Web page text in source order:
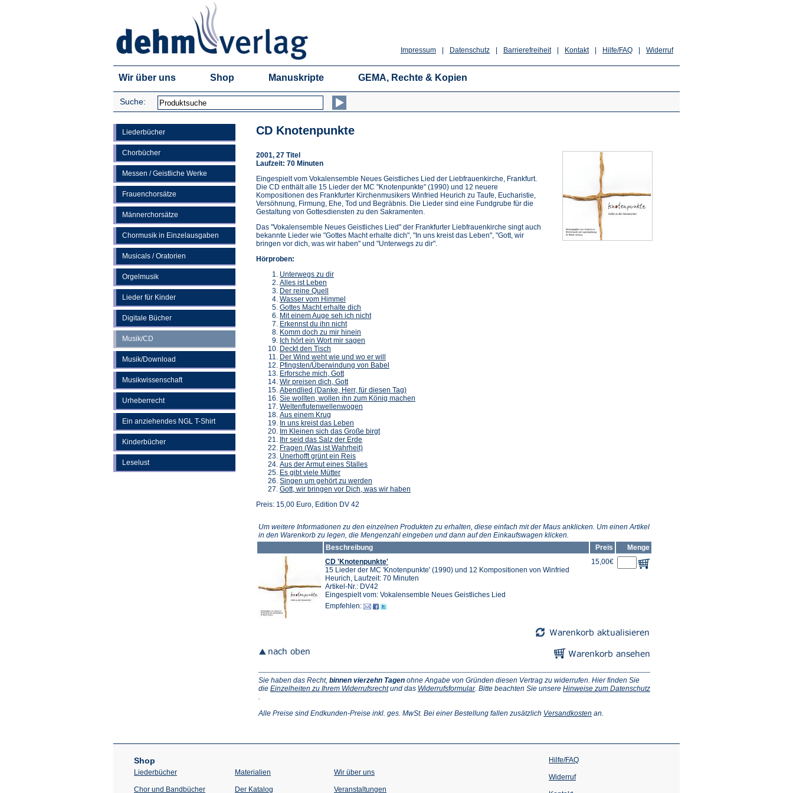
Widerruf
Hilfe/FAQ
Kontakt
Barrierefreiheit
Datenschutz
Impressum
Wir über uns Shop Manuskripte GEMA, Rechte & Kopien
Suche:
Liederbücher
Chorbücher
Messen / Geistliche Werke
Frauenchorsätze
Männerchorsätze
Chormusik in Einzelausgaben
Musicals / Oratorien
Orgelmusik
Lieder für Kinder
Digitale Bücher
Musik/CD
Musik/Download
Musikwissenschaft
Urheberrecht
Ein anziehendes NGL T-Shirt
Kinderbücher
Leselust
CD Knotenpunkte
2001, 27 Titel
Laufzeit: 70 Minuten
Eingespielt vom Vokalensemble Neues Geistliches Lied der Liebfrauenkirche, Frankfurt.
Die CD enthält alle 15 Lieder der MC "Knotenpunkte" (1990) und 12 neuere
Kompositionen des Frankfurter Kirchenmusikers Winfried Heurich zu Taufe, Eucharistie,
Versöhnung, Firmung, Ehe, Tod und Begräbnis. Die Lieder sind eine Fundgrube für die
Gestaltung von Gottesdiensten zu den Sakramenten.
Das "Vokalensemble Neues Geistliches Lied" der Frankfurter Liebfrauenkirche singt auch
bekannte Lieder wie "Gottes Macht erhalte dich", "In uns kreist das Leben", "Gott, wir
bringen vor dich, was wir haben" und "Unterwegs zu dir".
Hörproben:
Unterwegs zu dir
Alles ist Leben
Der reine Quell
Wasser vom Himmel
Gottes Macht erhalte dich
Mit einem Auge seh ich nicht
Erkennst du ihn nicht
Komm doch zu mir hinein
Ich hört ein Wort mir sagen
Deckt den Tisch
Der Wind weht wie und wo er will
Pfingsten/Überwindung von Babel
Erforsche mich, Gott
Wir preisen dich, Gott
Abendlied (Danke, Herr, für diesen Tag)
Sie wollten, wollen ihn zum König machen
Weltenflutenwellenwogen
Aus einem Krug
In uns kreist das Leben
Im Kleinen sich das Große birgt
Ihr seid das Salz der Erde
Fragen (Was ist Wahrheit)
Unerhofft grünt ein Reis
Aus der Armut eines Stalles
Es gibt viele Mütter
Singen um gehört zu werden
Gott, wir bringen vor Dich, was wir haben
Preis: 15,00 Euro, Edition DV 42
Um weitere Informationen zu den einzelnen Produkten zu erhalten, diese einfach mit der Maus anklicken. Um einen Artikel
in den Warenkorb zu legen, die Mengenzahl eingeben und dann auf den Einkaufswagen klicken.
Beschreibung
Preis
Menge
CD 'Knotenpunkte'
15 Lieder der MC 'Knotenpunkte' (1990) und 12 Kompositionen von Winfried
Heurich, Laufzeit: 70 Minuten
Artikel-Nr.: DV42
Eingespielt vom: Vokalensemble Neues Geistliches Lied
Empfehlen:
15,00€
Sie haben das Recht, binnen vierzehn Tagen ohne Angabe von Gründen diesen Vertrag zu widerrufen. Hier finden Sie
die Einzelheiten zu Ihrem Widerrufsrecht(Öffnet
neuen
und das Widerrufsformular(Öffnet
neuen
. Bitte beachten Sie unsere Hinweise zum Datenschutz
einem
.
Alle Preise sind Endkunden-Preise inkl. ges. MwSt. Bei einer Bestellung fallen zusätzlich Versandkosten (Öffnet
Tab)
an.
Shop
Liederbücher
Chor und Bandbücher
Materialien
Der Katalog
Wir über uns
Veranstaltungen
Hilfe/FAQ
Widerruf